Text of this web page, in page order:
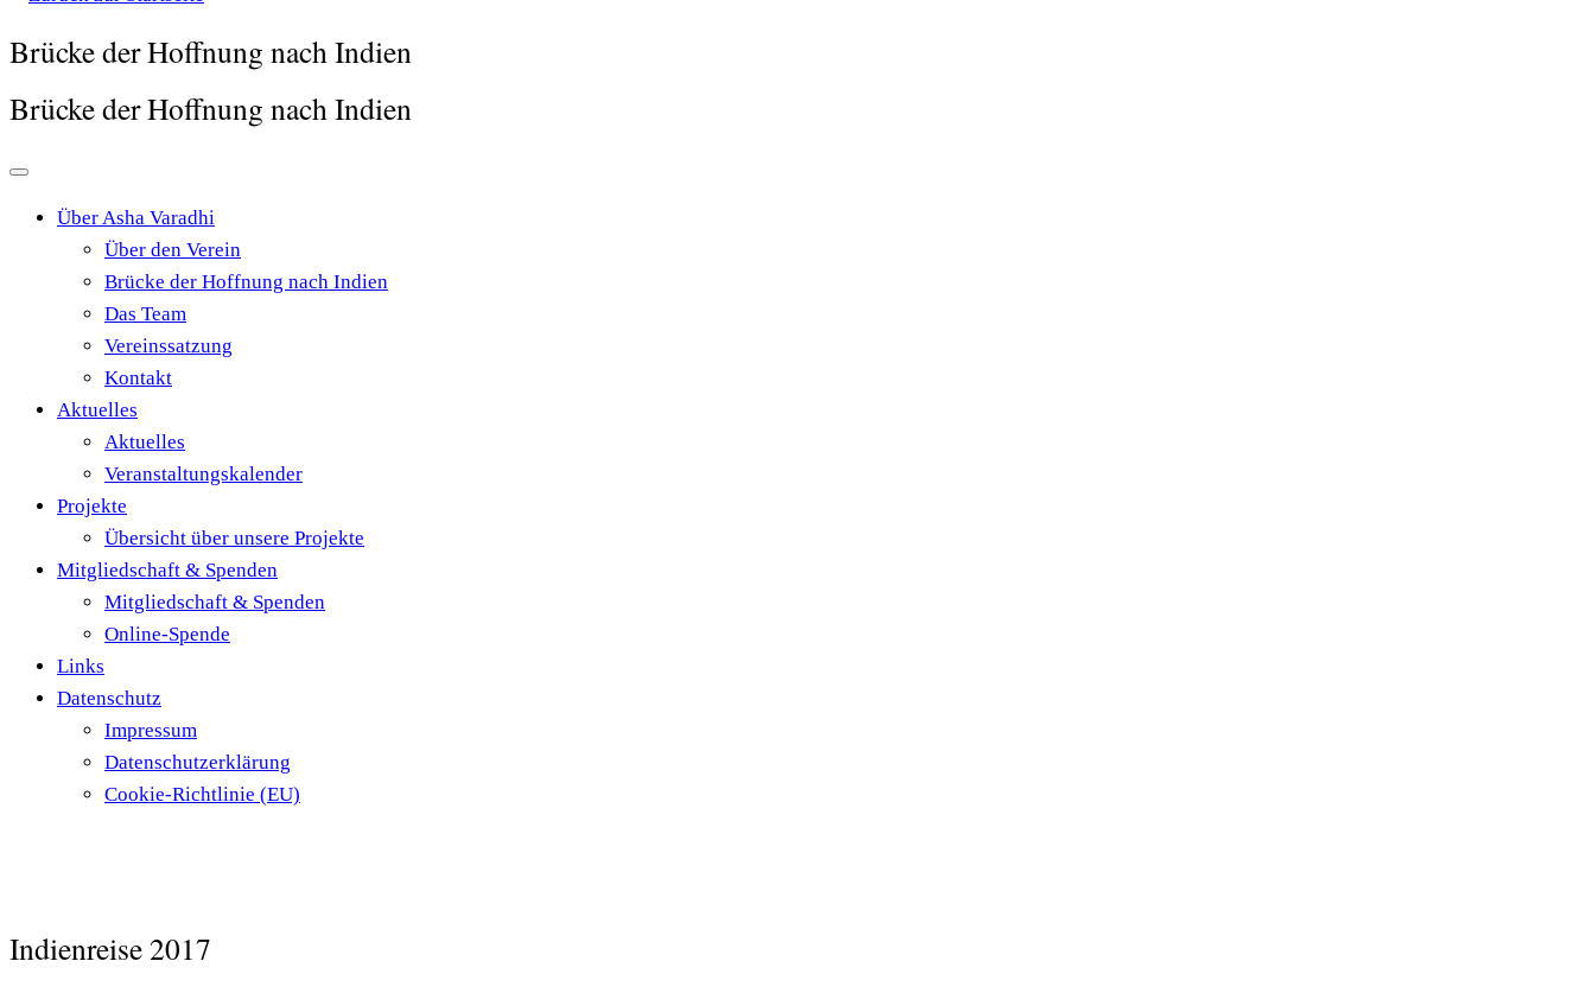
Brücke der Hoffnung nach Indien
Brücke der Hoffnung nach Indien
Über Asha Varadhi
Über den Verein
Brücke der Hoffnung nach Indien
Das Team
Vereinssatzung
Kontakt
Aktuelles
Aktuelles
Veranstaltungskalender
Projekte
Übersicht über unsere Projekte
Mitgliedschaft & Spenden
Mitgliedschaft & Spenden
Online-Spende
Links
Datenschutz
Impressum
Datenschutzerklärung
Cookie-Richtlinie (EU)
Indienreise 2017